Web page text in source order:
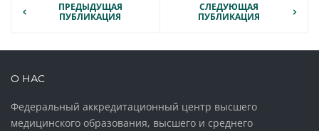
ПРЕДЫДУЩАЯ
ПУБЛИКАЦИЯ
СЛЕДУЮЩАЯ
ПУБЛИКАЦИЯ
О НАС
Федеральный аккредитационный центр высшего
медицинского образования, высшего и среднего